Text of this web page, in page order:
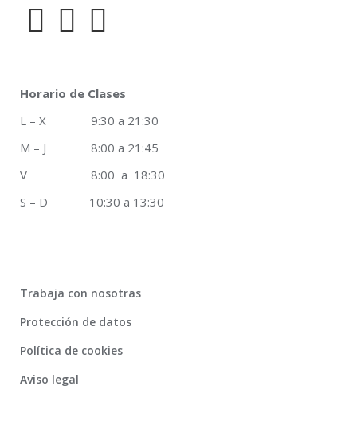
Horario de Clases
L – X 9:30 a 21:30
M – J 8:00 a 21:45
V 8:00 a 18:30
S – D 10:30 a 13:30
Trabaja con nosotras
Protección de datos
Política de cookies
Aviso legal